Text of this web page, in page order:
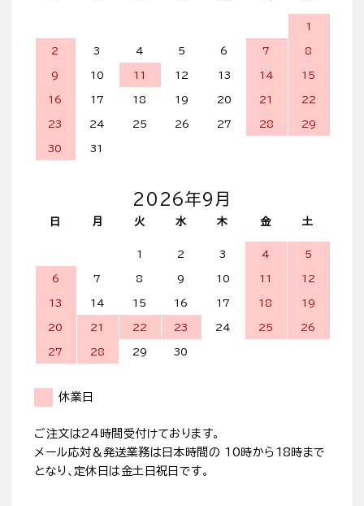
1
2 3 4 5 6 7 8
9 10 11 12 13 14 15
16 17 18 19 20 21 22
23 24 25 26 27 28 29
30 31
2026年9月
日 月 火 水 木 金 土
1 2 3 4 5
6 7 8 9 10 11 12
13 14 15 16 17 18 19
20 21 22 23 24 25 26
27 28 29 30
休業日
ご注文は24時間受付けております。
メール応対＆発送業務は日本時間の 10時から18時まで
となり、定休日は金土日祝日です。